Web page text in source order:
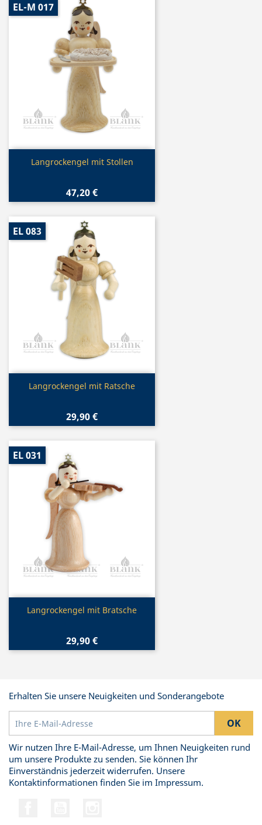
Vorschau
Langrockengel mit Stollen
47,20 €
EL-M 017
Vorschau
Langrockengel mit Ratsche
29,90 €
EL 083
Vorschau
Langrockengel mit Bratsche
29,90 €
EL 031
Erhalten Sie unsere Neuigkeiten und Sonderangebote
Wir nutzen Ihre E-Mail-Adresse, um Ihnen Neuigkeiten rund
um unsere Produkte zu senden. Sie können Ihr
Einverständnis jederzeit widerrufen. Unsere
Kontaktinformationen finden Sie im Impressum.